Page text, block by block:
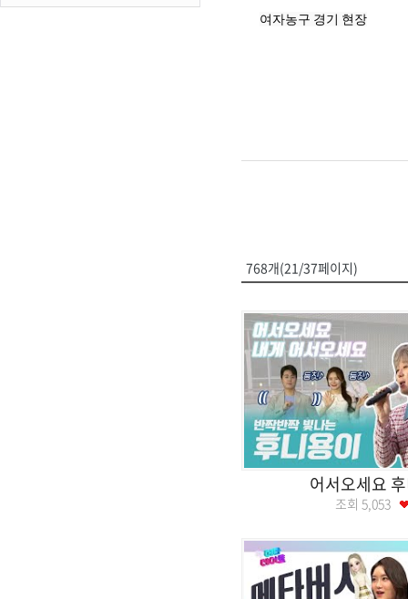
여자농구 경기 현장
768개(21/37페이지)
어서오세요
조회 5,053